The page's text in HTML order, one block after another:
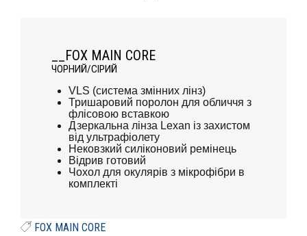
__FOX MAIN CORE
ЧОРНИЙ/СІРИЙ
VLS (система змінних лінз)
Тришаровий поролон для обличчя з
флісовою вставкою
Дзеркальна лінза Lexan із захистом
від ультрафіолету
Нековзкий силіконовий ремінець
Відрив готовий
Чохол для окулярів з мікрофібри в
комплекті
FOX MAIN CORE